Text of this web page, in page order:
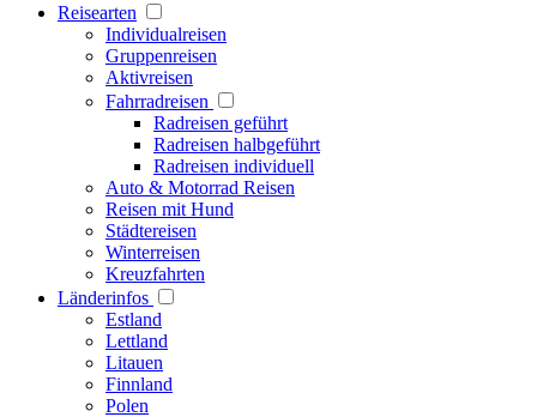
Reisearten
Individualreisen
Gruppenreisen
Aktivreisen
Fahrradreisen
Radreisen geführt
Radreisen halbgeführt
Radreisen individuell
Auto & Motorrad Reisen
Reisen mit Hund
Städtereisen
Winterreisen
Kreuzfahrten
Länderinfos
Estland
Lettland
Litauen
Finnland
Polen